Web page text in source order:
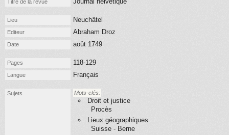
Titre de la revue
Lieu Neuchâtel
Editeur Abraham Droz
Date août 1749
Pages 118-129
Langue Français
Sujets Mots-clés:
Droit et justice
Procès
Lieux géographiques
Suisse - Berne